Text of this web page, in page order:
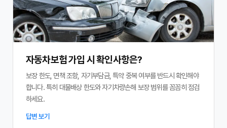
자동차보험 가입 시 확인사항은?
보장 한도, 면책 조항, 자기부담금, 특약 중복 여부를 반드시 확인해야
합니다. 특히 대물배상 한도와 자기차량손해 보장 범위를 꼼꼼히 점검
하세요.
답변 보기